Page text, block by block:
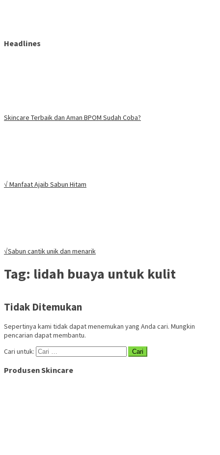
Headlines
Skincare Terbaik dan Aman BPOM Sudah Coba?
√ Manfaat Ajaib Sabun Hitam
√Sabun cantik unik dan menarik
Tag: lidah buaya untuk kulit
Tidak Ditemukan
Sepertinya kami tidak dapat menemukan yang Anda cari. Mungkin
pencarian dapat membantu.
Cari untuk:
Produsen Skincare